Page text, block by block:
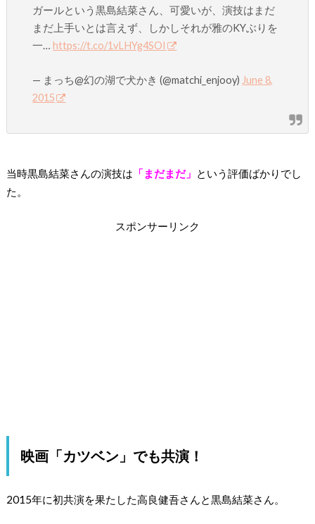
ガールという黒島結菜さん、可愛いが、演技はまだ
まだ上手いとは言えず、しかしそれが雅のKYぶりを
一…https://t.co/1vLHYg4SOI
— まっち@幻の湖で犬かき (@matchi_enjooy) June 8,
2015
当時黒島結菜さんの演技は 「まだまだ」 という評価ばかりでし
た。
スポンサーリンク
映画「カツベン」でも共演！
2015年に初共演を果たした高良健吾さんと黒島結菜さん。